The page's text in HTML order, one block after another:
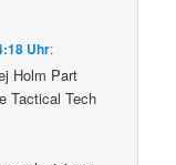
Uhr:
Holm Part
Tactical Tech